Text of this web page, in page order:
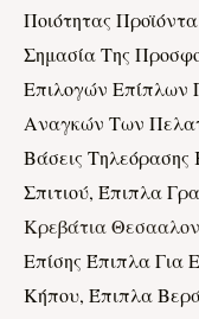
Ποιότητας
Σημασία Της
Επιλογών Επίπλων
Αναγκών Των
Βάσεις
Σπιτιού, Έπιπλα
Κρεβάτια
Επίσης Έπιπλα Για
Κήπου, Έπιπλα